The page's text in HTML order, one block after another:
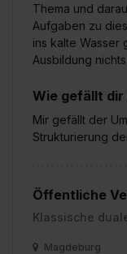
Thema und
Aufgaben zu
ins kalte Wasser
Ausbildung
Wie gefällt dir
Mir gefällt der
Strukturierung
Öffentliche
Klassische
Magdeburg